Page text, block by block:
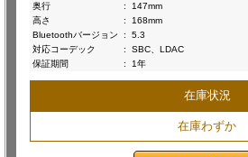
奥行
:
147mm
高さ
:
168mm
Bluetoothバージョン
:
5.3
対応コーデック
:
SBC、LDAC
保証期間
: 1年
在庫状況
在庫わずか